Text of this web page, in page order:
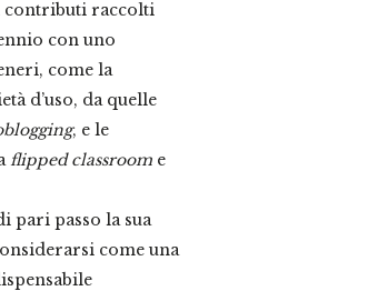
contributi raccolti
con uno
come la
d’uso, da quelle
, e le
flipped classroom e
pari passo la sua
come una